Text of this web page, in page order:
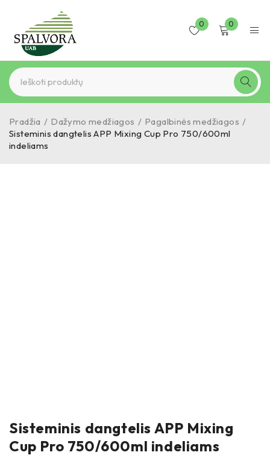
0 0
Pradžia / Dažymo medžiagos / Pagalbinės medžiagos /
Sisteminis dangtelis APP Mixing Cup Pro 750/600ml
indeliams
Sisteminis dangtelis APP Mixing
Cup Pro 750/600ml indeliams